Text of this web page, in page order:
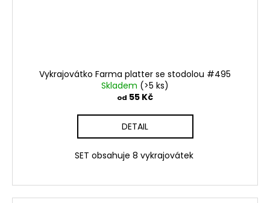
Vykrajovátko Farma platter se stodolou #495
Skladem (>5 ks)
od 55 Kč
DETAIL
SET obsahuje 8 vykrajovátek